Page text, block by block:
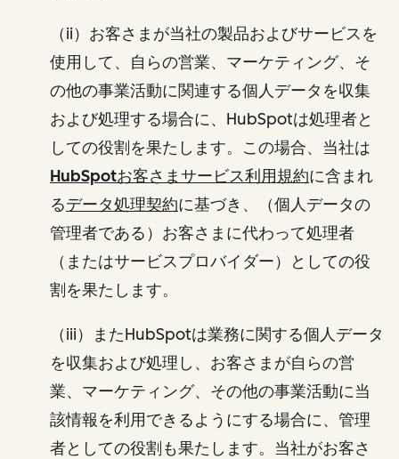
（ii）お客さまが当社の製品およびサービスを
使用して、自らの営業、マーケティング、そ
の他の事業活動に関連する個人データを収集
および処理する場合に、HubSpotは処理者と
しての役割を果たします。この場合、当社は
HubSpotお客さまサービス利用規約に含まれ
るデータ処理契約に基づき、（個人データの
管理者である）お客さまに代わって処理者
（またはサービスプロバイダー）としての役
割を果たします。
（iii）またHubSpotは業務に関する個人データ
を収集および処理し、お客さまが自らの営
業、マーケティング、その他の事業活動に当
該情報を利用できるようにする場合に、管理
者としての役割も果たします。当社がお客さ